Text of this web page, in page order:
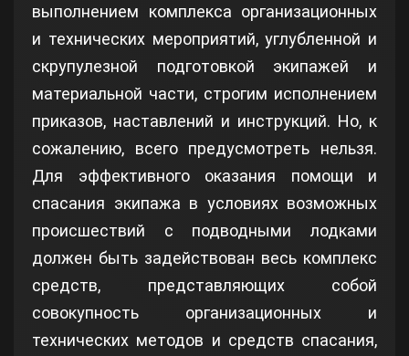
выполнением комплекса организационных
и технических мероприятий, углубленной и
скрупулезной подготовкой экипажей и
материальной части, строгим исполнением
приказов, наставлений и инструкций. Но, к
сожалению, всего предусмотреть нельзя.
Для эффективного оказания помощи и
спасания экипажа в условиях возможных
происшествий с подводными лодками
должен быть задействован весь комплекс
средств, представляющих собой
совокупность организационных и
технических методов и средств спасания,